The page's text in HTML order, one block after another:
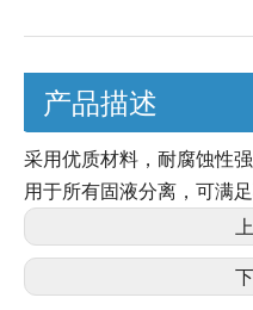
产品描述
采用优质材料，耐腐蚀性
用于所有固液分离，可满